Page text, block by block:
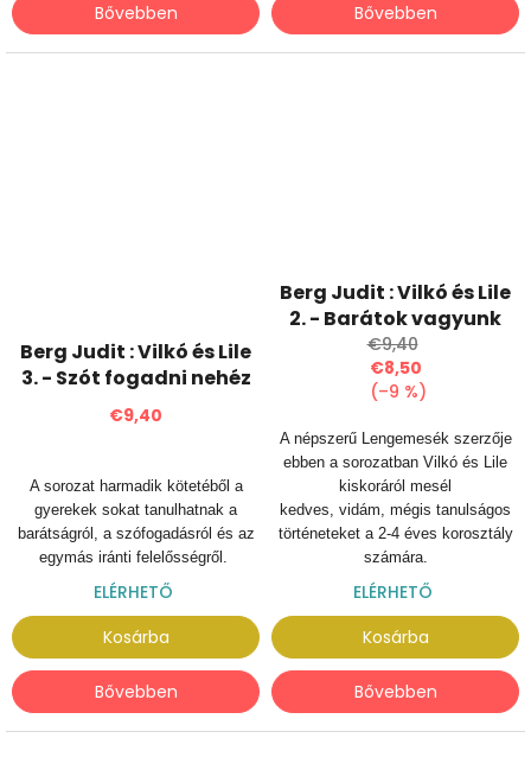
Bővebben Bővebben
Berg Judit : Vilkó és Lile
3. - Szót fogadni nehéz
€9,40
A sorozat harmadik kötetéből a
gyerekek sokat tanulhatnak a
barátságról, a szófogadásról és az
egymás iránti felelősségről.
ELÉRHETŐ
Kosárba
Bővebben
Berg Judit : Vilkó és Lile
2. - Barátok vagyunk
€9,40
€8,50
(–9 %)
A népszerű Lengemesék szerzője
ebben a sorozatban Vilkó és Lile
kiskoráról mesél
kedves, vidám, mégis tanulságos
történeteket a 2-4 éves korosztály
számára.
ELÉRHETŐ
Kosárba
Bővebben